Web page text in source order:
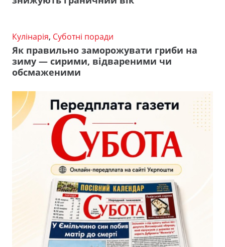
Кулінарія, Суботні поради
Як правильно заморожувати гриби на
зиму — сирими, відвареними чи
обсмаженими